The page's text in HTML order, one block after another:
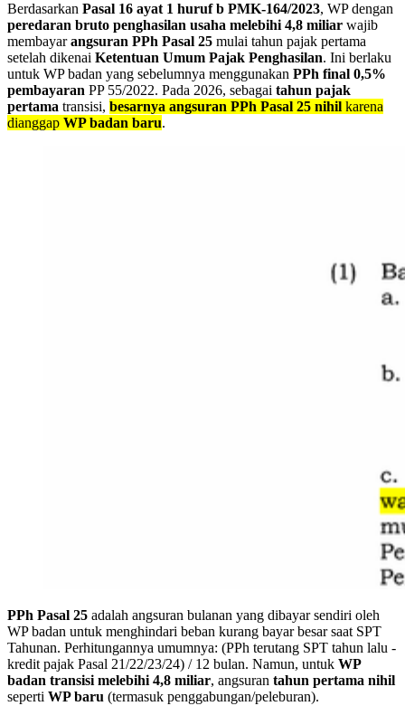
Berdasarkan Pasal 16 ayat 1 huruf b PMK-164/2023, WP dengan
peredaran bruto penghasilan usaha melebihi 4,8 miliar wajib
membayarangsuran PPh Pasal 25 mulai tahun pajak pertama
setelah dikenai Ketentuan Umum Pajak Penghasilan. Ini berlaku
untuk WP badan yang sebelumnya menggunakan PPh final 0,5%
pembayaran PP 55/2022. Pada 2026, sebagai tahun pajak
pertama transisi, besarnya angsuran PPh Pasal 25 nihil karena
dianggap WP badan baru.
PPh Pasal 25 adalah angsuran bulanan yang dibayar sendiri oleh
WP badan untuk menghindari beban kurang bayar besar saat SPT
Tahunan. Perhitungannya umumnya: (PPh terutang SPT tahun lalu -
kredit pajak Pasal 21/22/23/24) / 12 bulan. Namun, untuk WP
badan transisi melebihi 4,8 miliar, angsuran tahun pertama nihil
seperti WP baru (termasuk penggabungan/peleburan).